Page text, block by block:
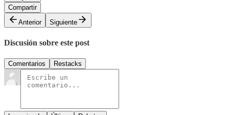
Compartir
Anterior
Siguiente
Discusión sobre este post
Comentarios Restacks